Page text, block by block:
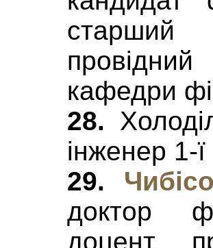
старший
кафедри
28.
інженер 1-ї
29.
доктор
доцент,